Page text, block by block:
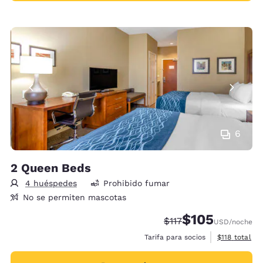
6
2 Queen Beds
4 huéspedes
Prohibido fumar
No se permiten mascotas
Precio tachado:
$117Precio con
$105USD/noche
Tarifa para socios
Ver detalles
$118 total